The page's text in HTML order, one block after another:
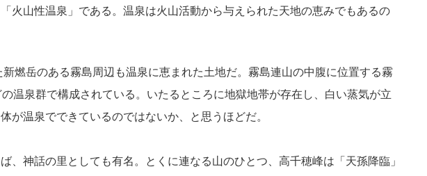
火山性温泉」である。温泉は火山活動から与えられた天地の恵みでもあるの
燃岳のある霧島周辺も温泉に恵まれた土地だ。霧島連山の中腹に位置する霧
温泉群で構成されている。いたるところに地獄地帯が存在し、白い蒸気が立
が温泉でできているのではないか、と思うほどだ。
、神話の里としても有名。とくに連なる山のひとつ、高千穂峰は「天孫降臨」